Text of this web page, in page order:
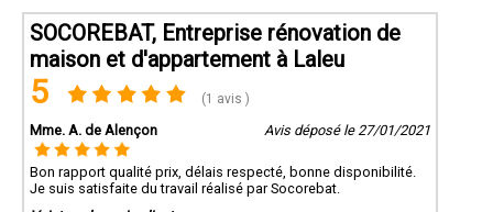
SOCOREBAT, Entreprise rénovation de
maison et d'appartement à Laleu
5 (1 avis )
Mme. A. de Alençon Avis déposé le 27/01/2021
Bon rapport qualité prix, délais respecté, bonne disponibilité.
Je suis satisfaite du travail réalisé par Socorebat.